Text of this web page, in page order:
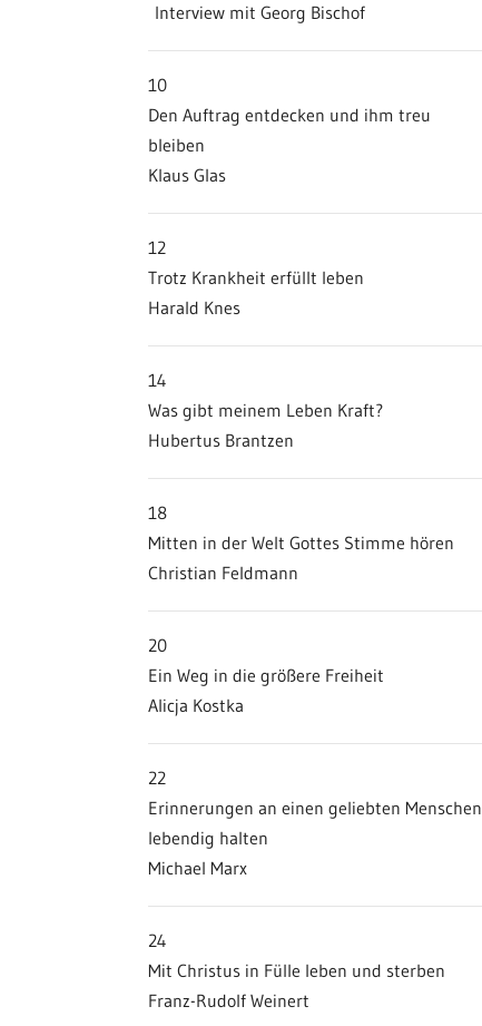
Interview mit Georg Bischof
10
Den Auftrag entdecken und ihm treu
bleiben
Klaus Glas
12
Trotz Krankheit erfüllt leben
Harald Knes
14
Was gibt meinem Leben Kraft?
Hubertus Brantzen
18
Mitten in der Welt Gottes Stimme hören
Christian Feldmann
20
Ein Weg in die größere Freiheit
Alicja Kostka
22
Erinnerungen an einen geliebten Menschen
lebendig halten
Michael Marx
24
Mit Christus in Fülle leben und sterben
Franz-Rudolf Weinert